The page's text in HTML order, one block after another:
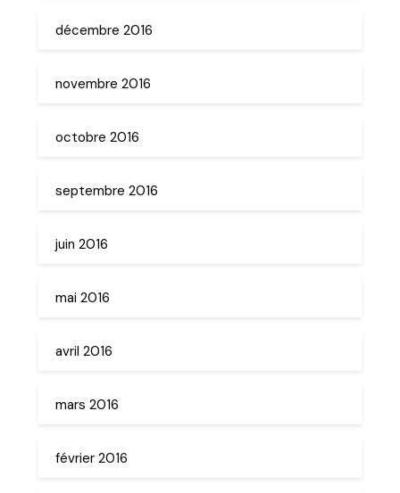
décembre 2016
novembre 2016
octobre 2016
septembre 2016
juin 2016
mai 2016
avril 2016
mars 2016
février 2016